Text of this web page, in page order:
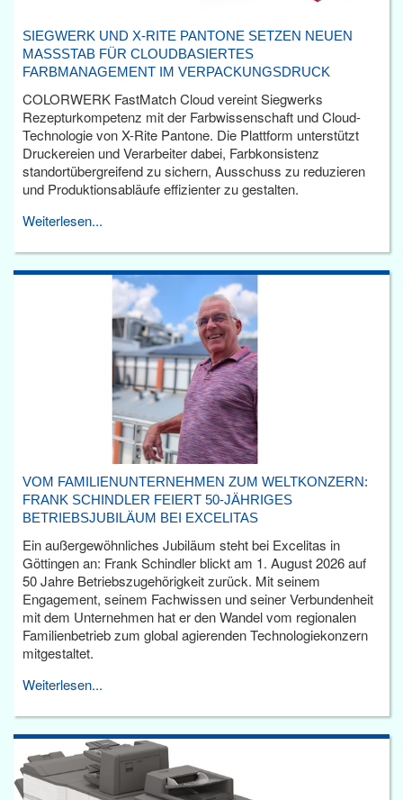
SIEGWERK UND X-RITE PANTONE SETZEN NEUEN
MASSSTAB FÜR CLOUDBASIERTES F
ARBMANAGEMENT IM VERPACKUNGSDRUCK
COLORWERK FastMatch Cloud vereint Siegwerks
Rezepturkompetenz mit der Farbwissenschaft und Cloud-
Technologie von X-Rite Pantone. Die Plattform unterstützt
Druckereien und Verarbeiter dabei, Farbkonsistenz
standortübergreifend zu sichern, Ausschuss zu reduzieren
und Produktionsabläufe effizienter zu gestalten.
Weiterlesen...
VOM FAMILIENUNTERNEHMEN ZUM WELTKONZERN:
FRANK SCHINDLER FEIERT 50-JÄHRIGES
BETRIEBSJUBILÄUM BEI EXCELITAS
Ein außergewöhnliches Jubiläum steht bei Excelitas in
Göttingen an: Frank Schindler blickt am 1. August 2026 auf
50 Jahre Betriebszugehörigkeit zurück. Mit seinem
Engagement, seinem Fachwissen und seiner Verbundenheit
mit dem Unternehmen hat er den Wandel vom regionalen
Familienbetrieb zum global agierenden Technologiekonzern
mitgestaltet.
Weiterlesen...